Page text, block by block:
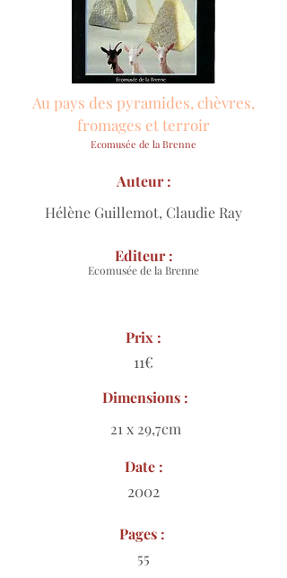
Au pays des pyramides, chèvres,
fromages et terroir
Ecomusée de la Brenne
Hélène Guillemot, Claudie Ray
Auteur :
Ecomusée de la Brenne
Editeur :
Prix :
11€
Dimensions :
21 x 29,7cm
Date :
2002
Pages :
55